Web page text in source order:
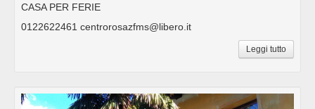
CASA PER FERIE
0122622461 centrorosazfms@libero.it
Leggi tutto